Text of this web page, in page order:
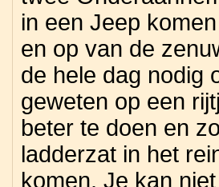
in een Jeep
en op van de
de hele dag nodig
geweten op een
beter te doen en
ladderzat in het
komen. Je kan